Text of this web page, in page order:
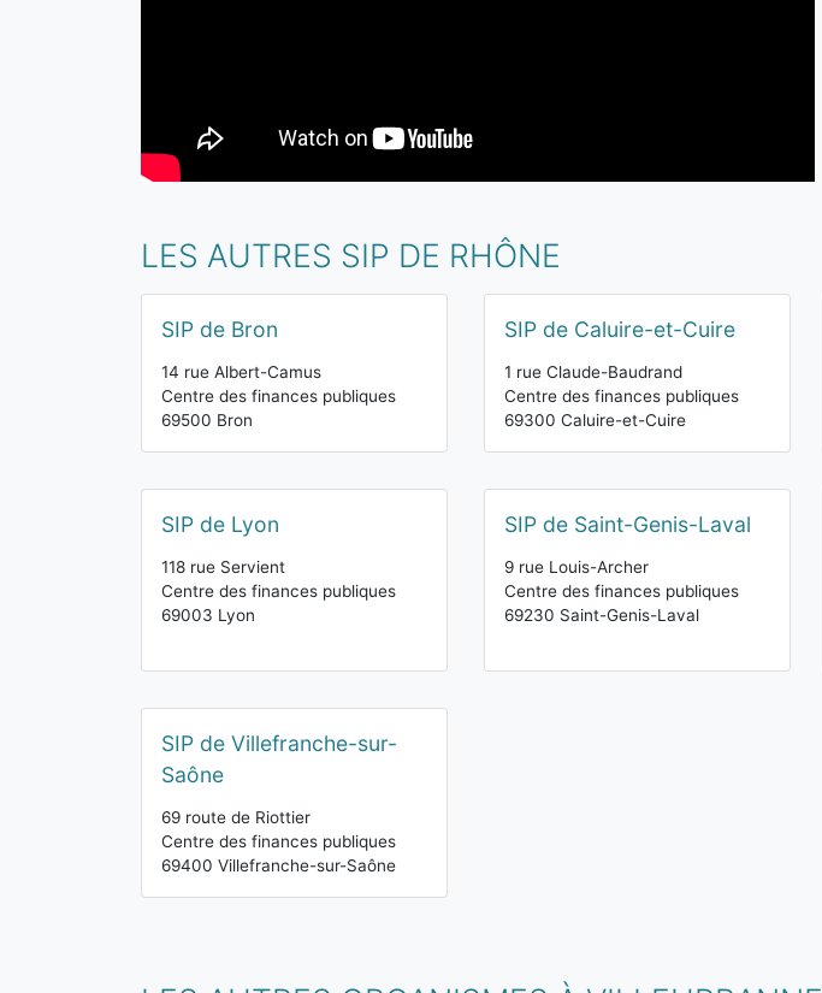
LES AUTRES SIP DE RHÔNE
SIP de Bron
14 rue Albert-Camus
Centre des finances publiques
69500 Bron
SIP de Caluire-et-Cuire
1 rue Claude-Baudrand
Centre des finances publiques
69300 Caluire-et-Cuire
SIP de Lyon
118 rue Servient
Centre des finances publiques
69003 Lyon
SIP de Saint-Genis-Laval
9 rue Louis-Archer
Centre des finances publiques
69230 Saint-Genis-Laval
SIP de Villefranche-sur-
Saône
69 route de Riottier
Centre des finances publiques
69400 Villefranche-sur-Saône